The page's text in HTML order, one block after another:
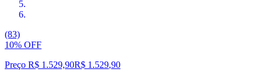
(83)
10% OFF
Preço R$ 1.529,90R$ 1.529,90